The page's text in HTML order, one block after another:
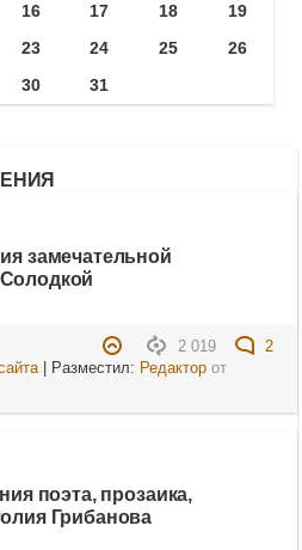
16 17 18
19
23 24 25
26
30 31
замечательной
2 019
2
| Разместил: Редакторот
поэта, прозаика,
Грибанова